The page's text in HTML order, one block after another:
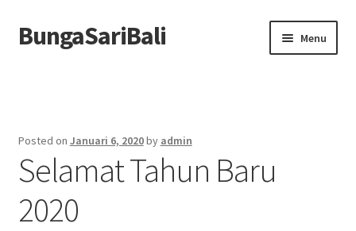
Skip
to
Skip
to
BungaSariBali Menu
Order
Berita
Posted on Januari 6, 2020by admin
Selamat Tahun Baru
2020